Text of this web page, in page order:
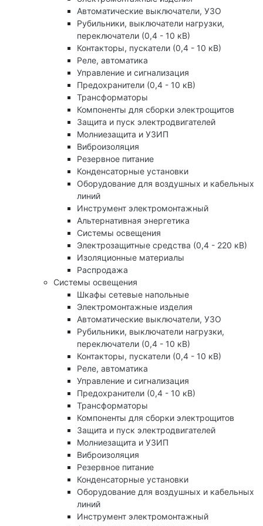
Автоматические выключатели, УЗО
Рубильники, выключатели нагрузки,
переключатели (0,4 - 10 кВ)
Контакторы, пускатели (0,4 - 10 кВ)
Реле, автоматика
Управление и сигнализация
Предохранители (0,4 - 10 кВ)
Трансформаторы
Компоненты для сборки электрощитов
Защита и пуск электродвигателей
Молниезащита и УЗИП
Виброизоляция
Резервное питание
Конденсаторные установки
Оборудование для воздушных и кабельных
линий
Инструмент электромонтажный
Альтернативная энергетика
Системы освещения
Электрозащитные средства (0,4 - 220 кВ)
Изоляционные материалы
Распродажа
Системы освещения
Шкафы сетевые напольные
Электромонтажные изделия
Автоматические выключатели, УЗО
Рубильники, выключатели нагрузки,
переключатели (0,4 - 10 кВ)
Контакторы, пускатели (0,4 - 10 кВ)
Реле, автоматика
Управление и сигнализация
Предохранители (0,4 - 10 кВ)
Трансформаторы
Компоненты для сборки электрощитов
Защита и пуск электродвигателей
Молниезащита и УЗИП
Виброизоляция
Резервное питание
Конденсаторные установки
Оборудование для воздушных и кабельных
линий
Инструмент электромонтажный